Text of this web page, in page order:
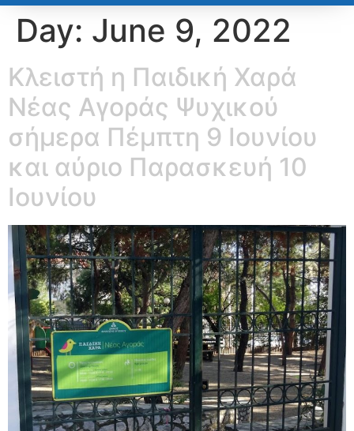
Day: June 9, 2022
Κλειστή η Παιδική Χαρά
Νέας Αγοράς Ψυχικού
σήμερα Πέμπτη 9 Ιουνίου
και αύριο Παρασκευή 10
Ιουνίου